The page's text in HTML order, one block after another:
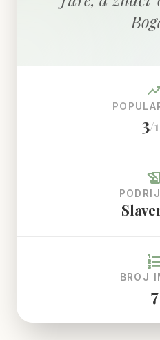
3/
history_edu
format_list_numbered
BROJ
7